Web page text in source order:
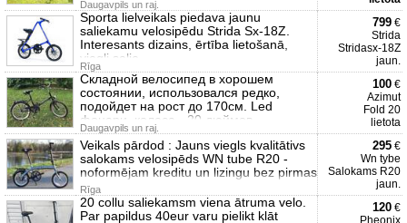
Daugavpils un raj.
Sporta lielveikals piedava jaunu
saliekamu velosipēdu Strida Sx-18Z.
Interesants dizains, ērtība lietošanā,
viegli salie
Rīga
799 €
Strida
Stridasx-18Z
jaun.
Складной велосипед в хорошем
состоянии, использовался редко,
подойдет на рост до 170см. Led
фонари, колеса - 20 дюймов,
Daugavpils un raj.
100 €
Azimut
Fold 20
lietota
Veikals pārdod : Jauns viegls kvalitātivs
salokams velosipēds WN tube R20 -
noformējam kreditu un lizingu bez pirmas
Rīga
295 €
Wn tybe
Salokams R20
jaun.
20 collu saliekamsm viena ātruma velo.
Par papildus 40eur varu pielikt klāt
120 €
Pheonix